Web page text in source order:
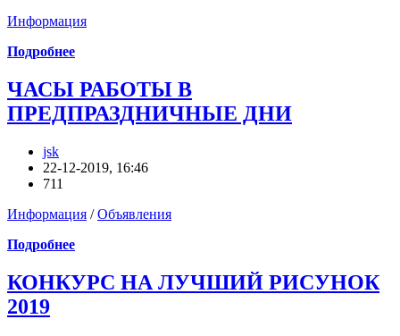
Информация
Подробнее
ЧАСЫ РАБОТЫ В
ПРЕДПРАЗДНИЧНЫЕ ДНИ
jsk
22-12-2019, 16:46
711
Информация /Объявления
Подробнее
КОНКУРС НА ЛУЧШИЙ РИСУНОК
2019